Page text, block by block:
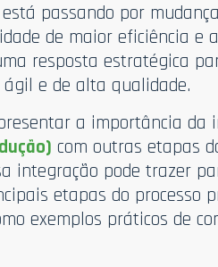
passando por
de maior eficiência e
resposta estratégica
e de alta qualidade.
a importância da
com outras etapas
integração pode trazer
etapas do processo
exemplos práticos de